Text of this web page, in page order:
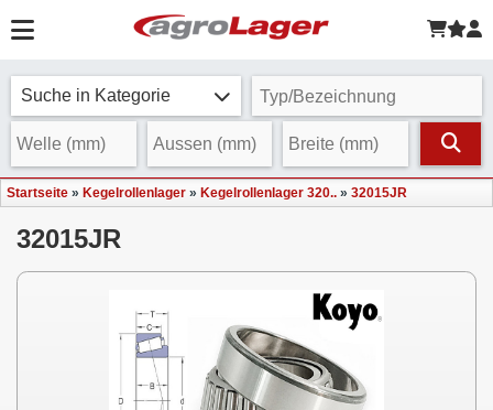
Suche in Kategorie
Startseite » Kegelrollenlager » Kegelrollenlager 320.. » 32015JR
32015JR